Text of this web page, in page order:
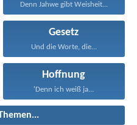
Denn Jahwe gibt Weisheit...
Gesetz
Und die Worte, die...
Hoffnung
'Denn ich weiß ja...